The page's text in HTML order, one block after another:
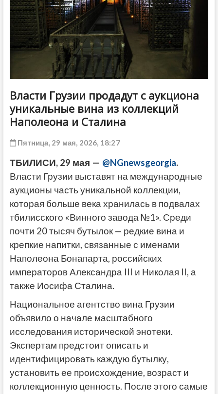
Власти Грузии продадут с аукциона
уникальные вина из коллекций
Наполеона и Сталина
Пятница, 29 мая, 2026, 18:27
ТБИЛИСИ, 29 мая — @NGnewsgeorgia.
Власти Грузии выставят на международные
аукционы часть уникальной коллекции,
которая больше века хранилась в подвалах
тбилисского «Винного завода №1». Среди
почти 20 тысяч бутылок — редкие вина и
крепкие напитки, связанные с именами
Наполеона Бонапарта, российских
императоров Александра III и Николая II, а
также Иосифа Сталина.
Национальное агентство вина Грузии
объявило о начале масштабного
исследования исторической энотеки.
Экспертам предстоит описать и
идентифицировать каждую бутылку,
установить ее происхождение, возраст и
коллекционную ценность. После этого самые